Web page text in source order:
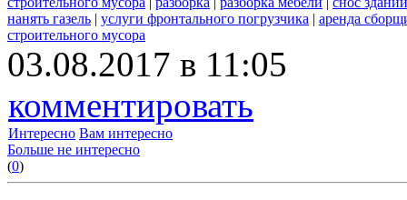
нанять газель | услуги фронтального погрузчика | аренда
строительного мусора
03.08.2017 в 11:05
комментировать
Интересно Вам интересно
Больше не интересно
(0)